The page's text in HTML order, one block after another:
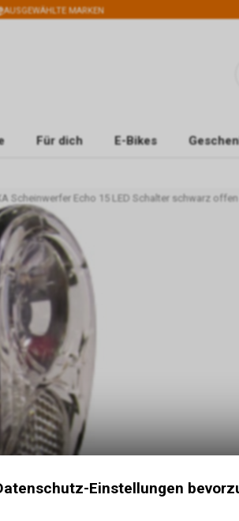
AUSGEWÄHLTE MARKEN
Für dich E-Bikes
Scheinwerfer Echo 15 LED Schalter schwarz offen
Einstellungen